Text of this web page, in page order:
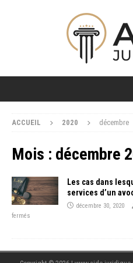
ACCUEIL 2020 décembre
Mois : décembre
Les cas dans
services d’un
décembre 30, 2020
fermés